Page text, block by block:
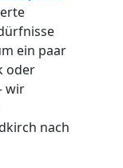
ein paar
oder
wir
nach